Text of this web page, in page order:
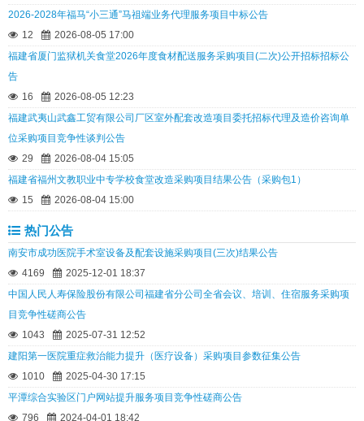
2026-2028年福马“小三通”马祖端业务代理服务项目中标公告
12
2026-08-05 17:00
福建省厦门监狱机关食堂2026年度食材配送服务采购项目(二次)公开招标招标公
告
16
2026-08-05 12:23
福建武夷山武鑫工贸有限公司厂区室外配套改造项目委托招标代理及造价咨询单
位采购项目竞争性谈判公告
29
2026-08-04 15:05
福建省福州文教职业中专学校食堂改造采购项目结果公告（采购包1）
15
2026-08-04 15:00
热门公告
南安市成功医院手术室设备及配套设施采购项目(三次)结果公告
4169
2025-12-01 18:37
中国人民人寿保险股份有限公司福建省分公司全省会议、培训、住宿服务采购项
目竞争性磋商公告
1043
2025-07-31 12:52
建阳第一医院重症救治能力提升（医疗设备）采购项目参数征集公告
1010
2025-04-30 17:15
平潭综合实验区门户网站提升服务项目竞争性磋商公告
796
2024-04-01 18:42